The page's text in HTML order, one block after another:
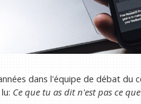
dans l'équipe de débat
Ce que tu as dit n'est pas ce